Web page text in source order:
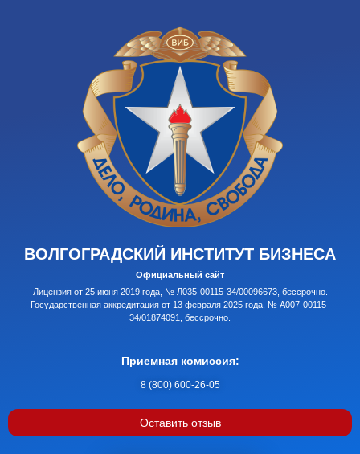
ВОЛГОГРАДСКИЙ ИНСТИТУТ БИЗНЕСА
Официальный сайт
Лицензия от 25 июня 2019 года, № Л035-00115-34/00096673, бессрочно.
Государственная аккредитация от 13 февраля 2025 года, № А007-00115-
34/01874091, бессрочно.
Приемная комиссия:
8 (800) 600-26-05
Оставить отзыв